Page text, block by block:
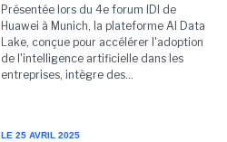
Présentée lors du 4e forum IDI de
Huawei à Munich, la plateforme AI Data
Lake, conçue pour accélérer l'adoption
de l'intelligence artificielle dans les
entreprises, intègre des...
LE 25 AVRIL 2025